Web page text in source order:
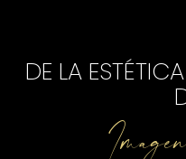
DE LA